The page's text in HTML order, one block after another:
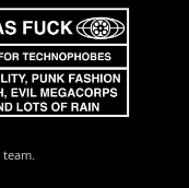
team.